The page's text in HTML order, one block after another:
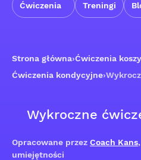
Ćwiczenia Treningi
Strona główna›Ćwiczenia
Ćwiczenia kondycyjne›
Wykroczne
Opracowane przez Coach Kans
umiejętności